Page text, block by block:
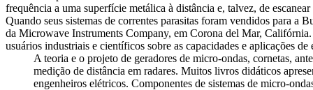
frequência a uma superfície metálica à distância e, talvez, de
Quando seus sistemas de correntes parasitas foram vendidos para
da Microwave Instruments Company, em Corona del Mar,
usuários industriais e científicos sobre as capacidades e aplicações
A teoria e o projeto de geradores de micro-ondas, cornetas,
medição de distância em radares. Muitos livros didáticos
engenheiros elétricos. Componentes de sistemas de micro-